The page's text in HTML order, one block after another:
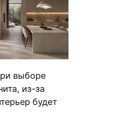
выборе
из-за
будет